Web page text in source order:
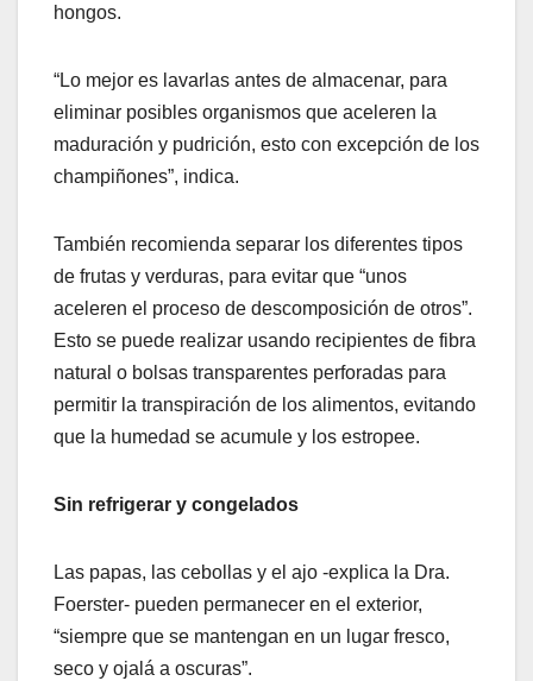
hongos.
“Lo mejor es lavarlas antes de almacenar, para
eliminar posibles organismos que aceleren la
maduración y pudrición, esto con excepción de los
champiñones”, indica.
También recomienda separar los diferentes tipos
de frutas y verduras, para evitar que “unos
aceleren el proceso de descomposición de otros”.
Esto se puede realizar usando recipientes de fibra
natural o bolsas transparentes perforadas para
permitir la transpiración de los alimentos, evitando
que la humedad se acumule y los estropee.
Sin refrigerar y congelados
Las papas, las cebollas y el ajo -explica la Dra.
Foerster- pueden permanecer en el exterior,
“siempre que se mantengan en un lugar fresco,
seco y ojalá a oscuras”.